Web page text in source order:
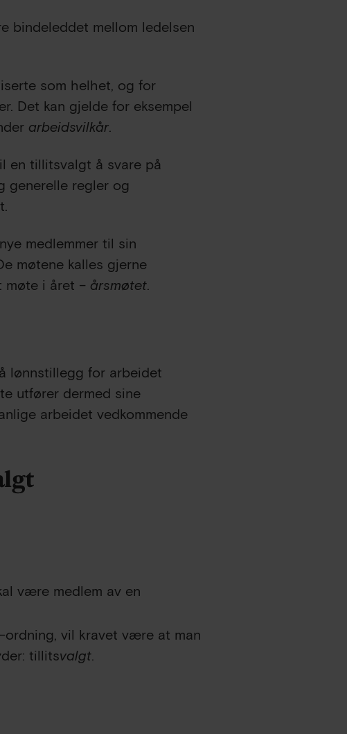
bindeleddet mellom ledelsen
som helhet, og for
Det kan gjelde for eksempel
arbeidsvilkår.
en tillitsvalgt å svare på
generelle regler og
medlemmer til sin
møtene kalles gjerne
møte i året – årsmøtet.
lønnstillegg for arbeidet
utfører dermed sine
arbeidet vedkommende
være medlem av en
vil kravet være at man
tillitsvalgt.